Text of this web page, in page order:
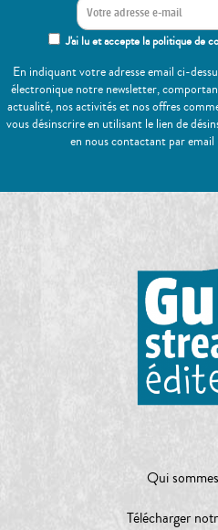
J'ai lu et accepte la politique de
En indiquant votre adresse email ci-
électronique notre newsletter,
actualité, nos activités et nos offres
vous désinscrire en utilisant le lien de
en nous contactant par
Qui
Télécharger